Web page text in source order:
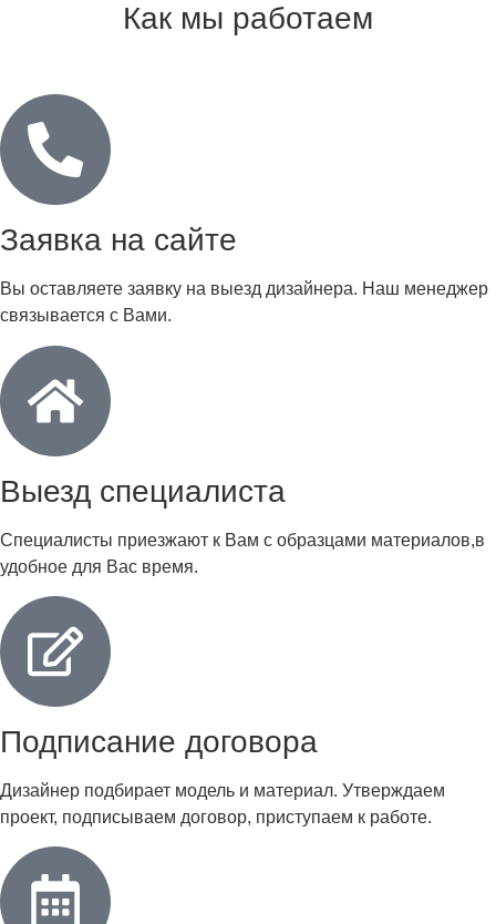
Как мы работаем
Заявка на сайте
Вы оставляете заявку на выезд дизайнера. Наш менеджер
связывается с Вами.
Выезд специалиста
Специалисты приезжают к Вам с образцами материалов,в
удобное для Вас время.
Подписание договора
Дизайнер подбирает модель и материал. Утверждаем
проект, подписываем договор, приступаем к работе.